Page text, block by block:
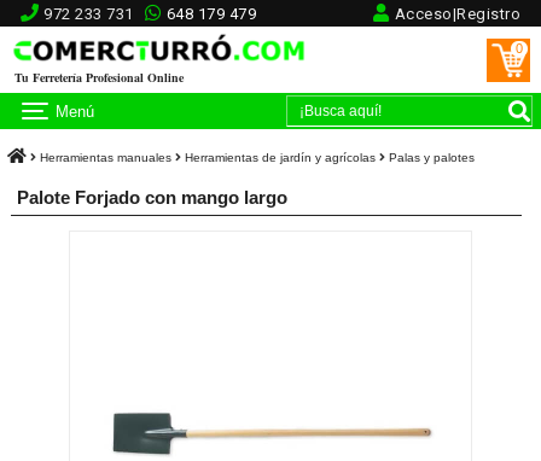
972 233 731 648 179 479 Acceso|Registro
Tu Ferretería Profesional Online
0
Menú
Herramientas manuales Herramientas de jardín y agrícolas Palas y palotes
Palote Forjado con mango largo